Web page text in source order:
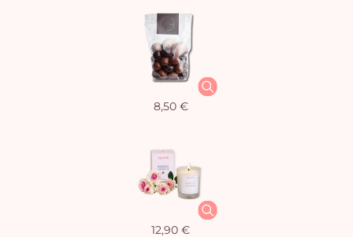
8,50 €
12,90 €